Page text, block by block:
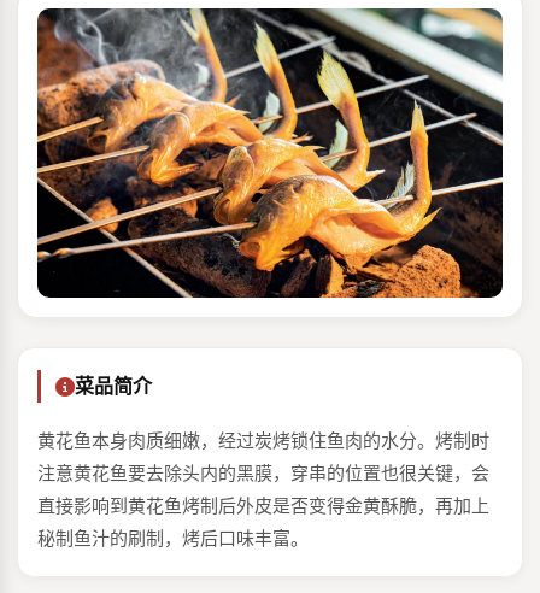
菜品简介
黄花鱼本身肉质细嫩，经过炭烤锁住鱼肉的水分。烤制时
注意黄花鱼要去除头内的黑膜，穿串的位置也很关键，会
直接影响到黄花鱼烤制后外皮是否变得金黄酥脆，再加上
秘制鱼汁的刷制，烤后口味丰富。